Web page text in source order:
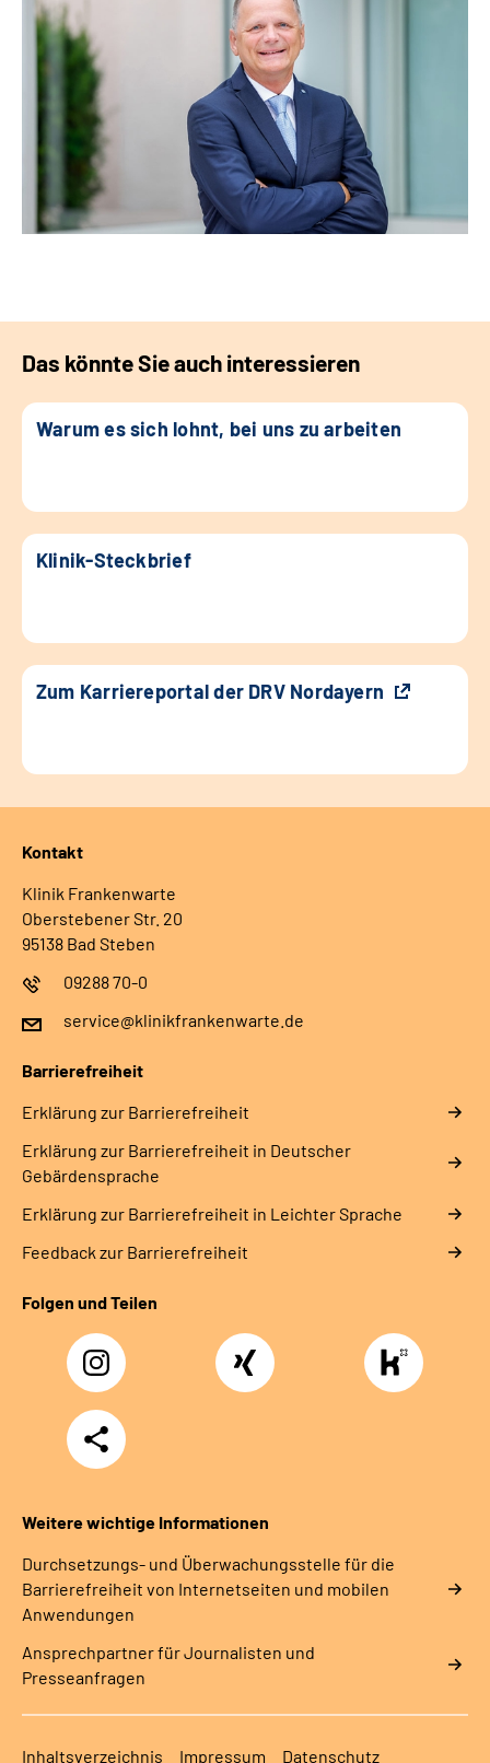
Das könnte Sie auch interessieren
Warum es sich lohnt, bei uns zu arbeiten
Klinik-Steckbrief
Zum Karriereportal der DRV Nordayern
Kontakt
Klinik Frankenwarte
Oberstebener Str. 20
95138 Bad Steben
09288 70-0
service@klinikfrankenwarte.de
Barrierefreiheit
Erklärung zur Barrierefreiheit
Erklärung zur Barrierefreiheit in Deutscher
Gebärdensprache
Erklärung zur Barrierefreiheit in Leichter Sprache
Feedback zur Barrierefreiheit
Folgen und Teilen
Instagram Xing
https://
rentenversicherung-
nordbayern6
Teilen
Weitere wichtige Informationen
Durchsetzungs- und Überwachungsstelle für die
Barrierefreiheit von Internetseiten und mobilen
Anwendungen
Ansprechpartner für Journalisten und
Presseanfragen
Inhaltsverzeichnis Impressum Datenschutz